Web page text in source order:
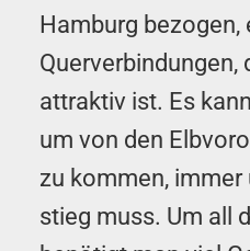
Hamburg bezogen,
Quer­ver­bind­ungen,
attraktiv ist. Es
um von den
zu kommen,
stieg muss. Um all